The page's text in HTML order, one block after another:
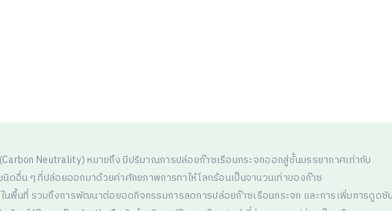
Neutrality) หมายถึง มีปริมาณการปล่อยก๊าซเรือนกระจกออกสู่ชั้นบรรยากาศเท่ากับ
อื่น ๆ ที่ปล่อยออกมาด้วยค่าศักยภาพการทาให้โลกร้อนเป็นจานวนเท่าของก๊าซ
พื้นที่ รวมถึงการพัฒนาต่อยอดกิจกรรมการลดการปล่อยก๊าซเรือนกระจก และการเพิ่มการดูดซั